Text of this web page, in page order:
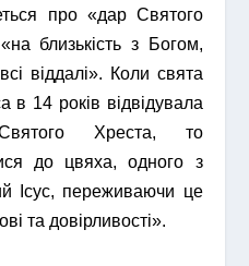
про «дар Святого
близькість з Богом,
віддалі». Коли свята
в 14 років відвідувала
Хреста, то
до цвяха, одного з
Ісус, переживаючи це
та довірливості».